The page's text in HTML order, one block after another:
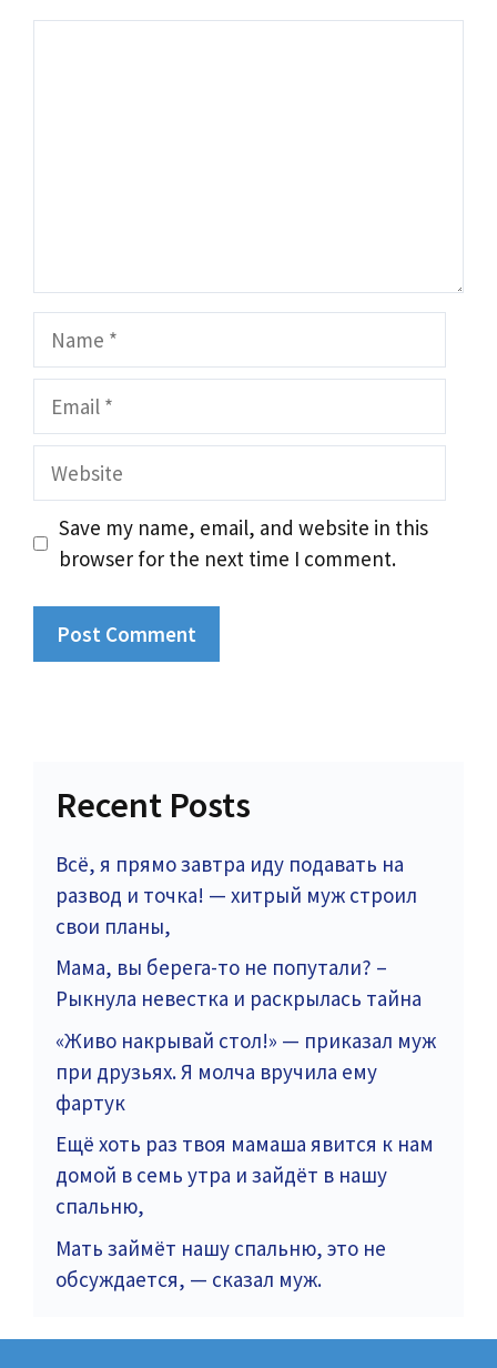
Name
Email
Website
Save my name, email, and website in this
browser for the next time I comment.
Recent Posts
Всё, я прямо завтра иду подавать на
развод и точка! — хитрый муж строил
свои планы,
Мама, вы берега-то не попутали? –
Рыкнула невестка и раскрылась тайна
«Живо накрывай стол!» — приказал муж
при друзьях. Я молча вручила ему
фартук
Ещё хоть раз твоя мамаша явится к нам
домой в семь утра и зайдёт в нашу
спальню,
Мать займёт нашу спальню, это не
обсуждается, — сказал муж.